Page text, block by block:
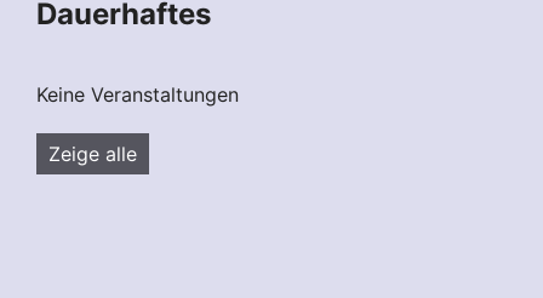
Dauerhaftes
Keine Veranstaltungen
Zeige alle